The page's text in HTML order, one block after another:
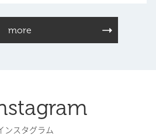
more
ンスタグラム